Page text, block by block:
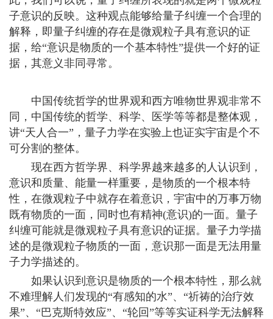
子意识的反映。这种观点能够给量子纠缠一个合理的
解释，即量子纠缠的存在是微观粒子具有意识的证
据，给“意识是物质的一个基本特性”提供一个好的证
据，其意义非同寻常。
中国传统哲学的世界观和西方唯物世界观非常不
同，中国传统的哲学、科学、医学等等都是整体观，
讲“天人合一”，量子力学在实验上也证实宇宙是个不
可分割的整体。
现在西方哲学界、科学界越来越多的人认识到，
意识和质量、能量一样重要，是物质的一个根本特
性，在微观粒子中就存在着意识，宇宙中的万事万物
既有物质的一面，同时也有精神(意识)的一面。量子
纠缠可能就是微观粒子具有意识的证据。量子力学描
述的是微观粒子物质的一面，意识那一面是无法用量
子力学描述的。
如果认识到意识是物质的一个根本特性，那么就
不难理解人们发现的“有感知的水”、“祈祷的治疗效
果”、“巴克斯特效应”、“轮回”等等实证科学无法解释